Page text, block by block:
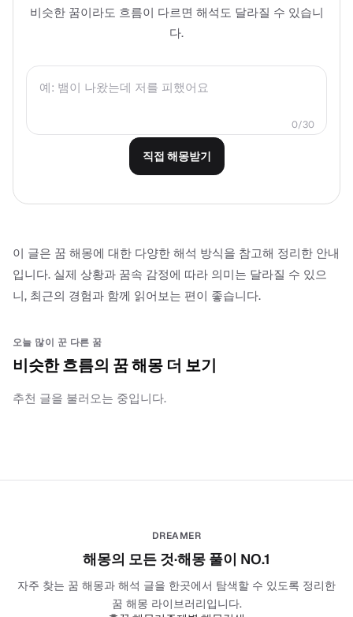
비슷한 꿈이라도 흐름이 다르면 해석도 달라질 수 있습니
다.
0/30
직접 해몽받기
이 글은 꿈 해몽에 대한 다양한 해석 방식을 참고해 정리한 안내
입니다. 실제 상황과 꿈속 감정에 따라 의미는 달라질 수 있으
니, 최근의 경험과 함께 읽어보는 편이 좋습니다.
오늘 많이 꾼 다른 꿈
비슷한 흐름의 꿈 해몽 더 보기
추천 글을 불러오는 중입니다.
DREAMER
해몽의 모든 것·해몽 풀이 NO.1
자주 찾는 꿈 해몽과 해석 글을 한곳에서 탐색할 수 있도록 정리한
꿈 해몽 라이브러리입니다.